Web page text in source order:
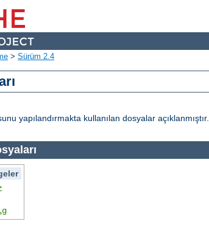
> Sürüm 2.4
yapılandırmakta kullanılan dosyalar açıklanmıştır.